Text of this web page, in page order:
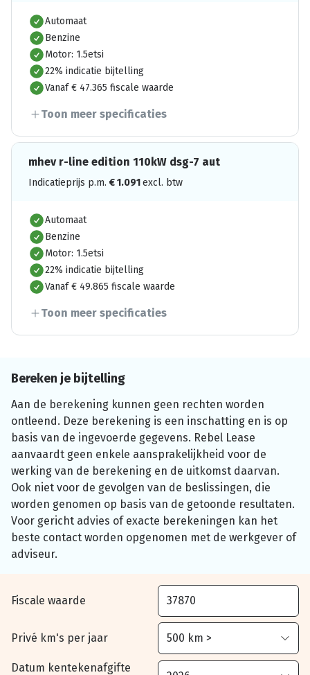
Automaat
Benzine
Motor: 1.5etsi
22% indicatie bijtelling
Vanaf € 47.365 fiscale waarde
Toon meer specificaties
mhev r-line edition 110kW dsg-7 aut
Indicatieprijs p.m. €1.091excl. btw
Automaat
Benzine
Motor: 1.5etsi
22% indicatie bijtelling
Vanaf € 49.865 fiscale waarde
Toon meer specificaties
Bereken je bijtelling
Aan de berekening kunnen geen rechten worden
ontleend. Deze berekening is een inschatting en is op
basis van de ingevoerde gegevens. Rebel Lease
aanvaardt geen enkele aansprakelijkheid voor de
werking van de berekening en de uitkomst daarvan.
Ook niet voor de gevolgen van de beslissingen, die
worden genomen op basis van de getoonde resultaten.
Voor gericht advies of exacte berekeningen kan het
beste contact worden opgenomen met de werkgever of
adviseur.
Fiscale waarde
Privé km's per jaar
Datum kentekenafgifte